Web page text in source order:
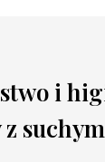
i